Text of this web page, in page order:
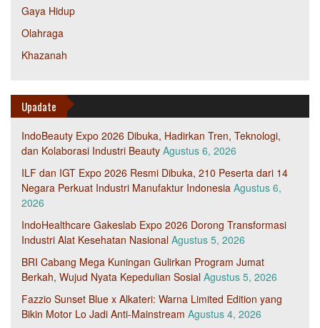
Gaya Hidup
Olahraga
Khazanah
Upadate
IndoBeauty Expo 2026 Dibuka, Hadirkan Tren, Teknologi,
dan Kolaborasi Industri Beauty Agustus 6, 2026
ILF dan IGT Expo 2026 Resmi Dibuka, 210 Peserta dari 14
Negara Perkuat Industri Manufaktur Indonesia Agustus 6,
2026
IndoHealthcare Gakeslab Expo 2026 Dorong Transformasi
Industri Alat Kesehatan Nasional Agustus 5, 2026
BRI Cabang Mega Kuningan Gulirkan Program Jumat
Berkah, Wujud Nyata Kepedulian Sosial Agustus 5, 2026
Fazzio Sunset Blue x Alkateri: Warna Limited Edition yang
Bikin Motor Lo Jadi Anti-Mainstream Agustus 4, 2026